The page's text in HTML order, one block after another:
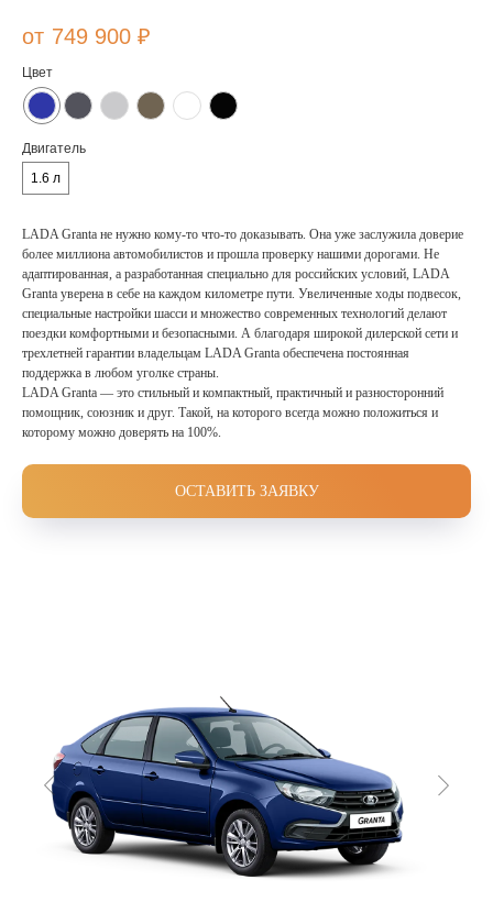
749 900 ₽
Цвет
Двигатель
1.6 л
LADA Granta не нужно кому-то что-то доказывать. Она уже заслужила доверие
более миллиона автомобилистов и прошла проверку нашими дорогами. Не
адаптированная, а разработанная специально для российских условий, LADA
Granta уверена в себе на каждом километре пути. Увеличенные ходы подвесок,
специальные настройки шасси и множество современных технологий делают
поездки комфортными и безопасными. А благодаря широкой дилерской сети и
трехлетней гарантии владельцам LADA Granta обеспечена постоянная
поддержка в любом уголке страны.
LADA Granta — это стильный и компактный, практичный и разносторонний
помощник, союзник и друг. Такой, на которого всегда можно положиться и
которому можно доверять на 100%.
ОСТАВИТЬ ЗАЯВКУ